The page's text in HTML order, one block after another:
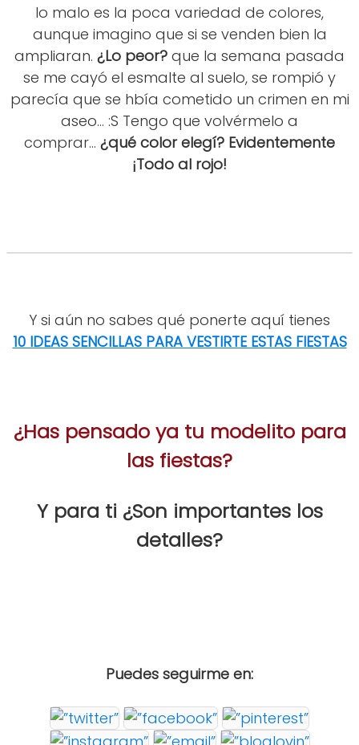
lo malo es la poca variedad de colores,
aunque imagino que si se venden bien la
ampliaran. ¿Lo peor? que la semana pasada
se me cayó el esmalte al suelo, se rompió y
parecía que se hbía cometido un crimen en mi
aseo... :S Tengo que volvérmelo a
comprar... ¿qué color elegí? Evidentemente
¡Todo al rojo!
Y si aún no sabes qué ponerte aquí tienes
10 IDEAS SENCILLAS PARA VESTIRTE ESTAS FIESTAS
¿Has pensado ya tu modelito para
las fiestas?
Y para ti ¿Son importantes los
detalles?
Puedes seguirme en: